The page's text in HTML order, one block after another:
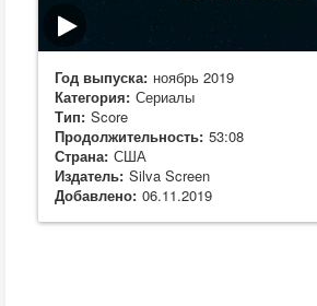
Год выпуска: ноябрь 2019
Категория: Сериалы
Тип: Score
Продолжительность: 53:08
Страна: США
Издатель: Silva Screen
Добавлено: 06.11.2019